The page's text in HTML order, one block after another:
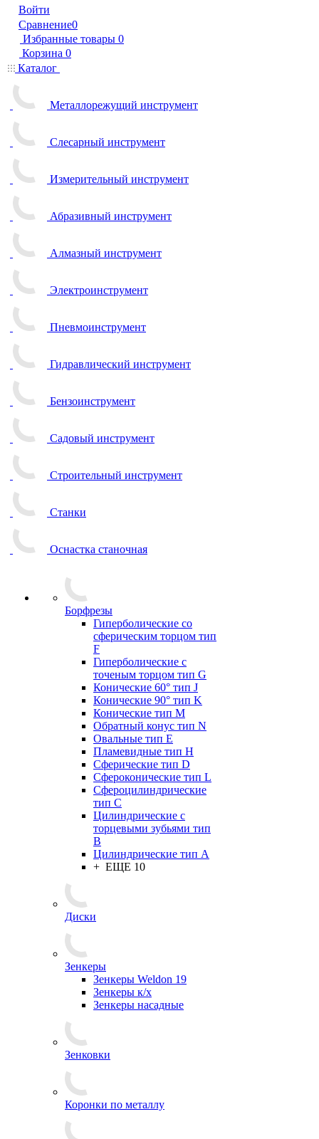
Войти
Сравнение0
Избранные товары 0
Корзина 0
Каталог
Металлорежущий инструмент
Слесарный инструмент
Измерительный инструмент
Абразивный инструмент
Алмазный инструмент
Электроинструмент
Пневмоинструмент
Гидравлический инструмент
Бензоинструмент
Садовый инструмент
Строительный инструмент
Станки
Оснастка станочная
Борфрезы
Гиперболические cо
сферическим торцом тип
F
Гиперболические с
точеным торцом тип G
Конические 60° тип J
Конические 90° тип K
Конические тип M
Обратный конус тип N
Овальные тип E
Пламевидные тип H
Сферические тип D
Сфероконические тип L
Сфероцилиндрические
тип C
Цилиндрические с
торцевыми зубьями тип
B
Цилиндрические тип А
+ ЕЩЕ 10
Диски
Зенкеры
Зенкеры Weldon 19
Зенкеры к/х
Зенкеры насадные
Зенковки
Коронки по металлу